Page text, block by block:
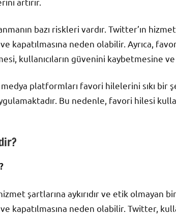
bazı riskleri vardır. Twitter’ın
kapatılmasına neden olabilir. Ayrıca,
kullanıcıların güvenini kaybetmesine
platformları favori hilelerini sıkı
Bu nedenle, favori hilesi
şartlarına aykırıdır ve etik olmayan
kapatılmasına neden olabilir. Twitter,